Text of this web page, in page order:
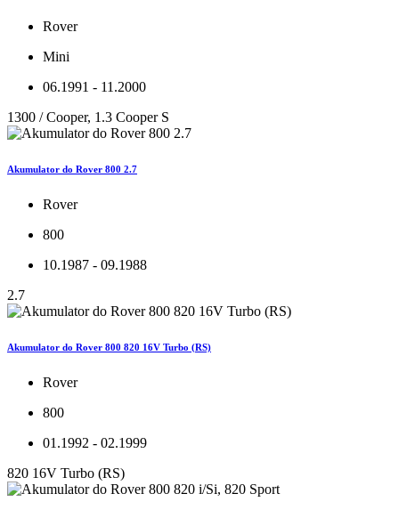
Rover
Mini
06.1991 - 11.2000
1300 / Cooper, 1.3 Cooper S
Akumulator do Rover 800 2.7
Rover
800
10.1987 - 09.1988
2.7
Akumulator do Rover 800 820 16V Turbo (RS)
Rover
800
01.1992 - 02.1999
820 16V Turbo (RS)